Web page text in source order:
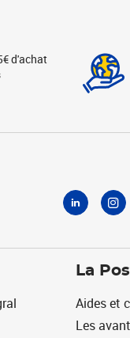
d'achat
La
Aides et
Les